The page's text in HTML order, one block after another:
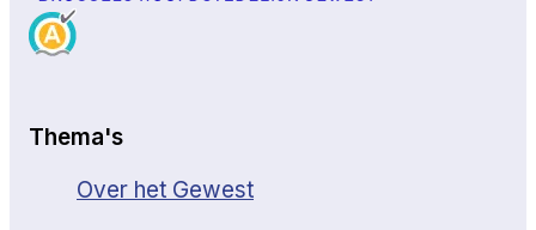
Thema's
Over het Gewest